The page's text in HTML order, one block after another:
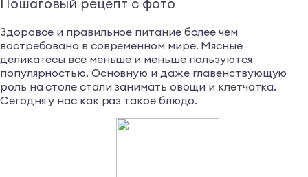
Здоровое и правильное питание более чем
востребовано в современном мире. Мясные
деликатесы всё меньше и меньше пользуются
популярностью. Основную и даже главенствующую
роль на столе стали занимать овощи и клетчатка.
Сегодня у нас как раз такое блюдо.